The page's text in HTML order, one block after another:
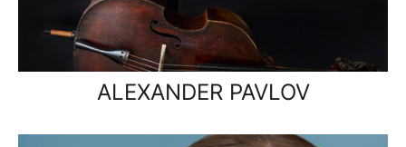
ALEXANDER PAVLOV